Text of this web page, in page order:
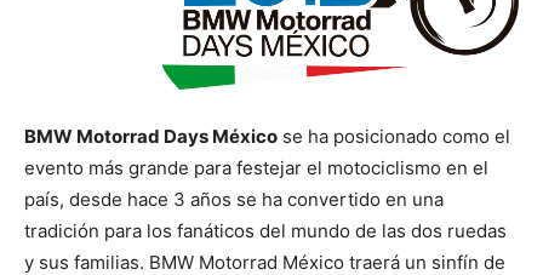
BMW Motorrad Days México se ha posicionado como el
evento más grande para festejar el motociclismo en el
país, desde hace 3 años se ha convertido en una
tradición para los fanáticos del mundo de las dos ruedas
y sus familias. BMW Motorrad México traerá un sinfín de